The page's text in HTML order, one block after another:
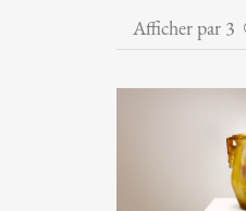
Afficher par 3